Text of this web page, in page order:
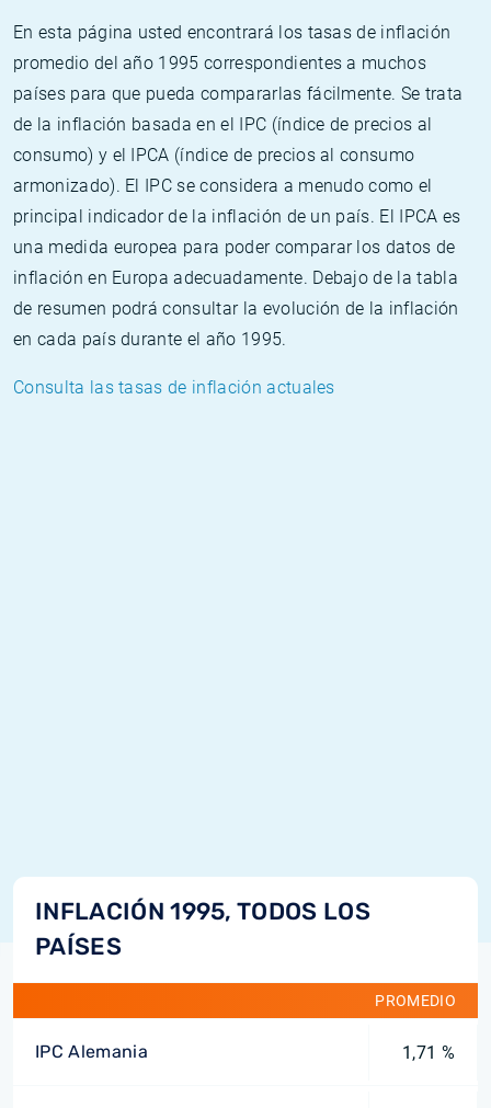
En esta página usted encontrará los tasas de inflación
promedio del año 1995 correspondientes a muchos
países para que pueda compararlas fácilmente. Se trata
de la inflación basada en el IPC (índice de precios al
consumo) y el IPCA (índice de precios al consumo
armonizado). El IPC se considera a menudo como el
principal indicador de la inflación de un país. El IPCA es
una medida europea para poder comparar los datos de
inflación en Europa adecuadamente. Debajo de la tabla
de resumen podrá consultar la evolución de la inflación
en cada país durante el año 1995.
Consulta las tasas de inflación actuales
INFLACIÓN 1995, TODOS LOS
PAÍSES
PROMEDIO
IPC Alemania 1,71 %